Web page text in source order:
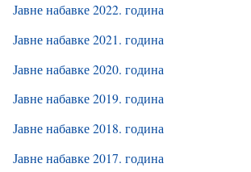
Јавне набавке 2022. година
Јавне набавке 2021. година
Јавне набавке 2020. година
Јавне набавке 2019. година
Јавне набавке 2018. година
Јавне набавке 2017. година